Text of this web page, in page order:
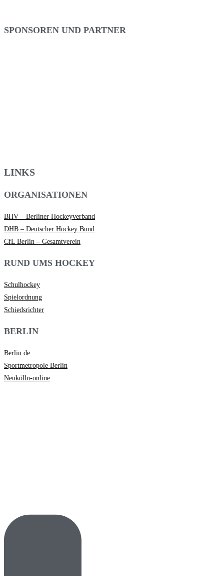
SPONSOREN UND PARTNER
LINKS
ORGANISATIONEN
BHV – Berliner Hockeyverband
DHB – Deutscher Hockey Bund
CfL Berlin – Gesamtverein
RUND UMS HOCKEY
Schulhockey
Spielordnung
Schiedsrichter
BERLIN
Berlin.de
Sportmetropole Berlin
Neukölln-online